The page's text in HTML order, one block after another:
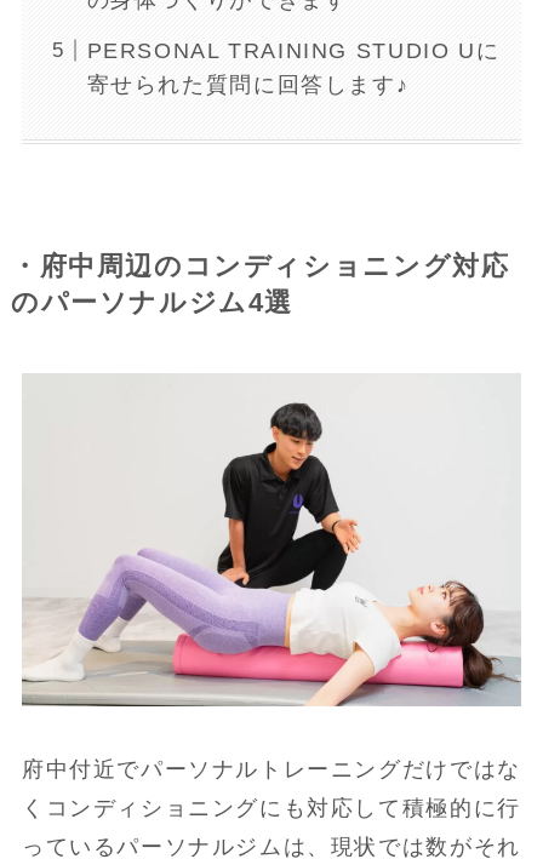
PERSONAL TRAINING STUDIO Uに
寄せられた質問に回答します♪
・府中周辺のコンディショニング対応
のパーソナルジム4選
府中付近でパーソナルトレーニングだけではな
くコンディショニングにも対応して積極的に行
っているパーソナルジムは、現状では数がそれ